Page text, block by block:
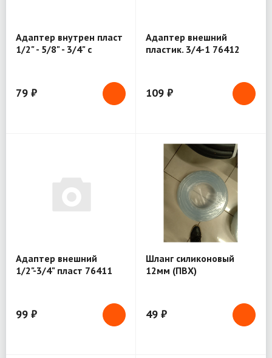
Адаптер внутрен пласт
1/2" - 5/8" - 3/4" с
79 ₽
Адаптер внешний
пластик. 3/4-1 76412
109 ₽
Адаптер внешний
1/2"-3/4" пласт 76411
99 ₽
Шланг силиконовый
12мм (ПВХ)
49 ₽